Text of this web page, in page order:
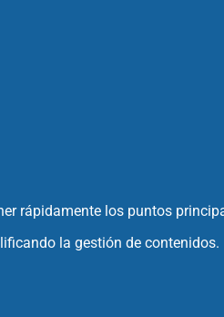
rápidamente los puntos
la gestión de contenidos.